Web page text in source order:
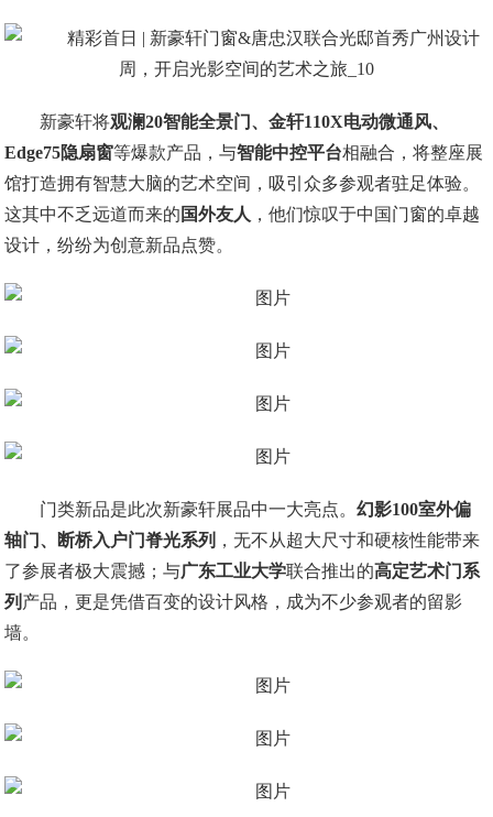
新豪轩将观澜20智能全景门、金轩110X电动微通风、
Edge75隐扇窗等爆款产品，与智能中控平台相融合，将整座展
馆打造拥有智慧大脑的艺术空间，吸引众多参观者驻足体验。
这其中不乏远道而来的 国外友人 ，他们惊叹于中国门窗的卓越
设计，纷纷为创意新品点赞。
门类新品是此次新豪轩展品中一大亮点。幻影100室外偏
轴门、断桥入户门脊光系列 ，无不从超大尺寸和硬核性能带来
了参展者极大震撼；与广东工业大学联合推出的高定艺术门系
列 产品，更是凭借百变的设计风格，成为不少参观者的留影
墙。